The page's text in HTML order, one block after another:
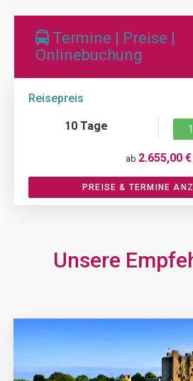
Termine | Preise |
Onlinebuchung
Reisepreis
10 Tage
ab 2.655,00 €
PREISE & TERMINE
Unsere